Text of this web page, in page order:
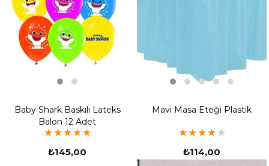
Baby Shark Baskılı Lateks
Balon 12 Adet
★★★★★
₺145,00
Mavi Masa Eteği Plastik
★★★★ ★
₺114,00